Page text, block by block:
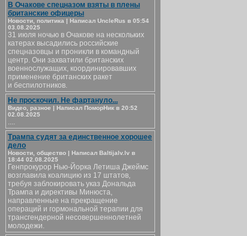
В Очакове спецназом взяты в плены
британские офицеры
Новости, политика | Написал UncleRus в 05:54
03.08.2025
31 июля ночью в Очакове на нескольких
катерах высадились российские
спецназовцы и проникли в командный
центр. Они захватили британских
военнослужащих, координировавших
применение британских ракет
и беспилотников.
Не проскочил. Не фартануло...
Видео, разное | Написал ПоморНик в 20:52
02.08.2025
....
Трампа судят за единственное хорошее
дело
Новости, общество | Написал Baltijalv.lv в
18:44 02.08.2025
Генпрокурор Нью-Йорка Летиша Джеймс
возглавила коалицию из 17 штатов,
требуя заблокировать указ Дональда
Трампа и директивы Минюста,
направленные на прекращение
операций и гормональной терапии для
трансгендерной несовершеннолетней
молодежи.